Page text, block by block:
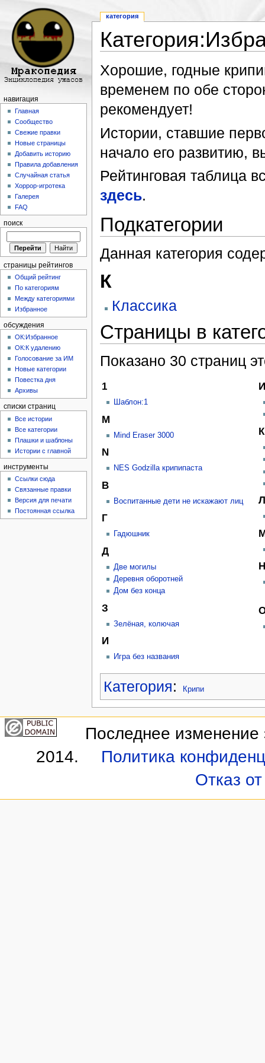
Хорошие, годные
временем по обе
рекомендует!
Истории, ставшие
начало его развитию,
Рейтинговая таблица
здесь.
Подкатегории
Данная категория
К
Классика
Страницы в
Показано 30 страниц
1
Шаблон:1
M
Mind Eraser 3000
N
NES Godzilla крипипаста
В
Воспитанные дети не искажают лиц
Г
Гадюшник
Д
Две могилы
Деревня оборотней
Дом без конца
З
Зелёная, колючая
И
Игра без названия
К
Л
Н
Категория: Крипи
категория
навигация
Главная
Сообщество
Свежие правки
Новые страницы
Добавить историю
Правила добавления
Случайная статья
Хоррор-игротека
Галерея
FAQ
поиск
страницы рейтингов
Общий рейтинг
По категориям
Между категориями
Избранное
обсуждения
ОК:Избранное
ОК:К удалению
Голосование за ИМ
Новые категории
Повестка дня
Архивы
списки страниц
Все истории
Все категории
Плашки и шаблоны
Истории с главной
инструменты
Ссылки сюда
Связанные правки
Версия для печати
Постоянная ссылка
Последнее изменение
2014.
Политика
Отказ